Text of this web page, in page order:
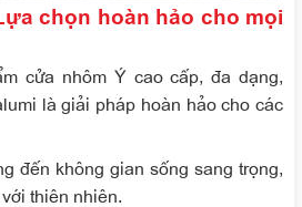
chọn hoàn hảo cho mọi
cửa nhôm Ý cao cấp, đa dạng,
là giải pháp hoàn hảo cho các
đến không gian sống sang trọng,
thiên nhiên.